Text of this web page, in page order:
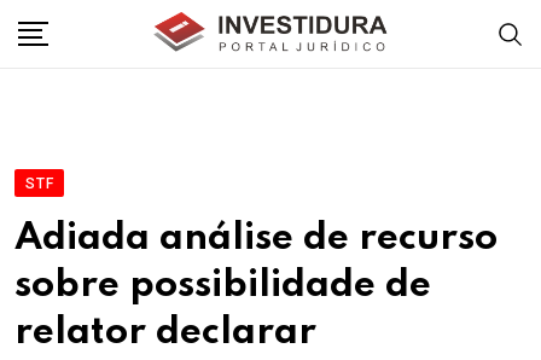
STF
Adiada análise de recurso
sobre possibilidade de
relator declarar